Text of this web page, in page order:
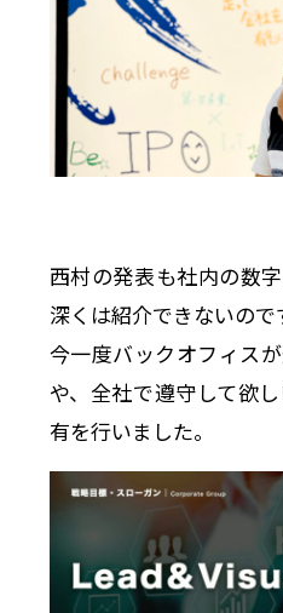
西村の発表も社内の数
深くは紹介できないの
今一度バックオフィス
や、全社で遵守して欲
有を行いました。